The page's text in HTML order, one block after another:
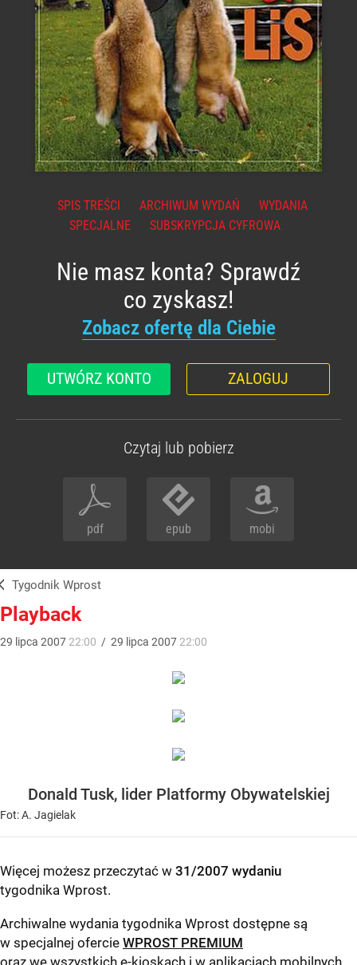
SPIS TREŚCI ARCHIWUM WYDAŃ
WYDANIA
SPECJALNE
SUBSKRYPCJA CYFROWA
Nie masz konta? Sprawdź
co zyskasz!
Zobacz ofertę dla Ciebie
UTWÓRZ KONTO ZALOGUJ
Czytaj lub pobierz
pdf epub mobi
Tygodnik Wprost
Playback
29 lipca 2007 22:00 / 29 lipca 2007 22:00
Donald Tusk, lider Platformy Obywatelskiej
Fot: A. Jagielak
Więcej możesz przeczytać w 31/2007 wydaniu
tygodnika Wprost.
Archiwalne wydania tygodnika Wprost dostępne są
w specjalnej ofercie WPROST PREMIUM